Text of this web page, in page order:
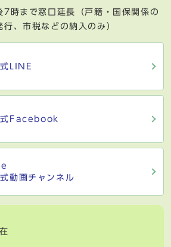
7時まで窓口延長（戸籍・国保関係の
、市税などの納入のみ）
LINE
式Facebook
動画チャンネル